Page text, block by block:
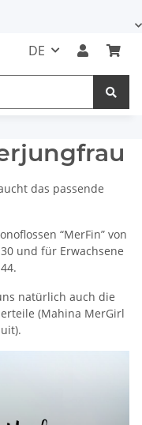
DE
das passende
“MerFin” von
und für Erwachsene
natürlich auch die
(Mahina MerGirl